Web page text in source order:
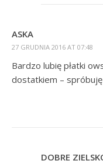
ASKA
27 GRUDNIA 2016 AT 07:48
Bardzo lubię płatki
dostatkiem –
DOBRE